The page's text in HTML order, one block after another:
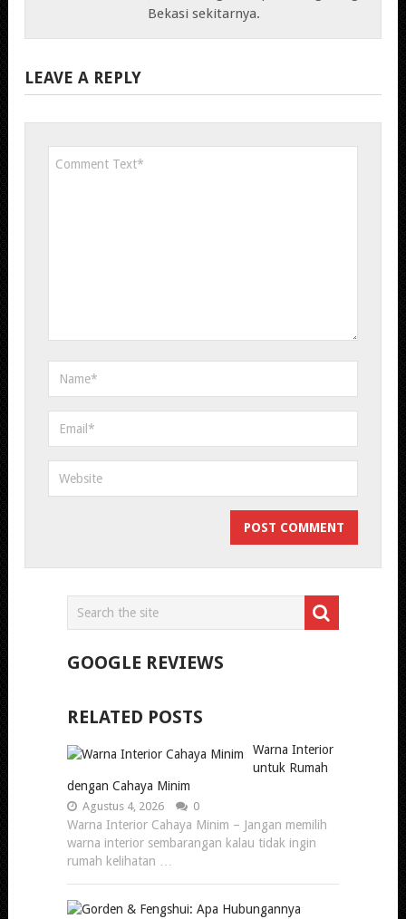
Bekasi sekitarnya.
LEAVE A REPLY
GOOGLE REVIEWS
RELATED POSTS
Warna Interior
untuk Rumah
dengan Cahaya Minim
Agustus 4, 2026 0
Warna Interior Cahaya Minim – Jangan memilih
warna interior sembarangan kalau tidak ingin
rumah kelihatan …